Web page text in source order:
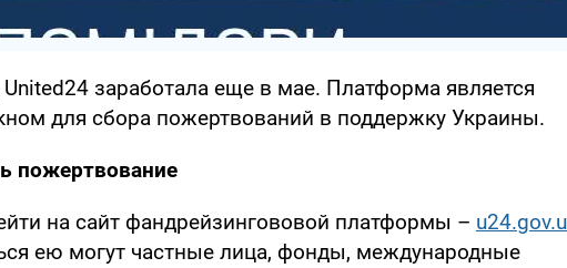
заработала еще в мае. Платформа является
для сбора пожертвований в поддержку Украины.
пожертвование
на сайт фандрейзингововой платформы –
ею могут частные лица, фонды, международные